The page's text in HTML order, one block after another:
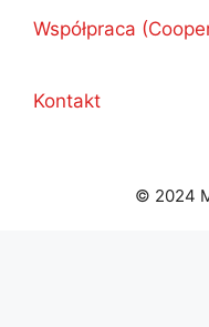
Współpraca
Kontakt
© 2024